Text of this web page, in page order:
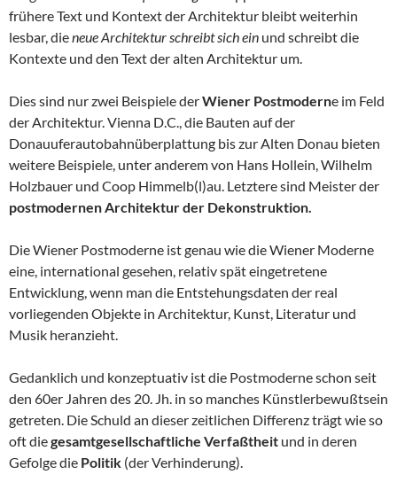
frühere Text und Kontext der Architektur bleibt weiterhin
lesbar, dieneue Architektur schreibt sich ein und schreibt die
Kontexte und den Text der alten Architektur um.
Dies sind nur zwei Beispiele derWiener Postmoderne im Feld
der Architektur. Vienna D.C., die Bauten auf der
Donauuferautobahnüberplattung bis zur Alten Donau bieten
weitere Beispiele, unter anderem von Hans Hollein, Wilhelm
Holzbauer und Coop Himmelb(l)au. Letztere sind Meister der
postmodernen Architektur der Dekonstruktion.
Die Wiener Postmoderne ist genau wie die Wiener Moderne
eine, international gesehen, relativ spät eingetretene
Entwicklung, wenn man die Entstehungsdaten der real
vorliegenden Objekte in Architektur, Kunst, Literatur und
Musik heranzieht.
Gedanklich und konzeptuativ ist die Postmoderne schon seit
den 60er Jahren des 20. Jh. in so manches Künstlerbewußtsein
getreten. Die Schuld an dieser zeitlichen Differenz trägt wie so
oft diegesamtgesellschaftliche Verfaßtheit und in deren
Gefolge die Politik (der Verhinderung).